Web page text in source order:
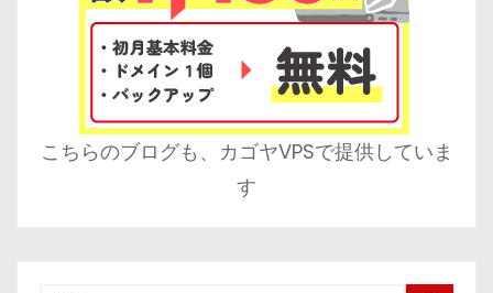
こちらのブログも、カゴヤVPSで提供していま
す